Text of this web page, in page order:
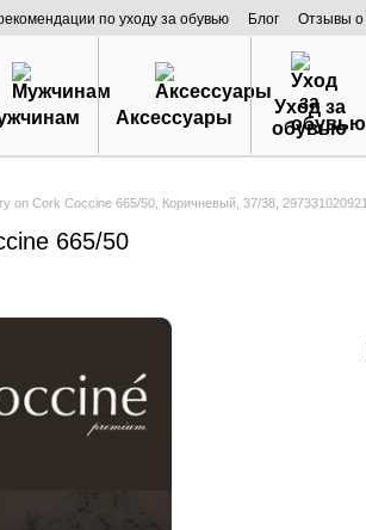
по уходу за обувью Блог Отзывы о
Аксессуары
Уход за
обувью
on Cork Coccine 665/50, Коричневый, 37/38,
665/50